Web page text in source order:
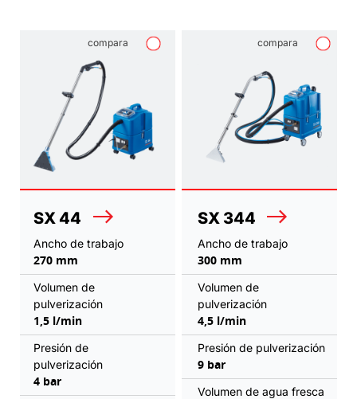
compara
SX 44
Ancho de trabajo
270 mm
Volumen de
pulverización
1,5 l/min
Presión de
pulverización
4 bar
compara
SX 344
Ancho de trabajo
300 mm
Volumen de
pulverización
4,5 l/min
Presión de pulverización
9 bar
Volumen de agua fresca